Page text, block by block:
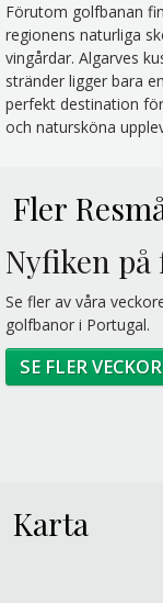
Förutom golfbanan
regionens naturliga
vingårdar. Algarves
stränder ligger bara
perfekt destination
och natursköna
Fler
Nyfiken på
Se fler av våra
golfbanor i Portugal.
SE FLER
Karta